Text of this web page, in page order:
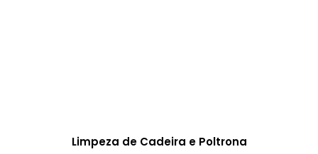
Limpeza de Cadeira e Poltrona